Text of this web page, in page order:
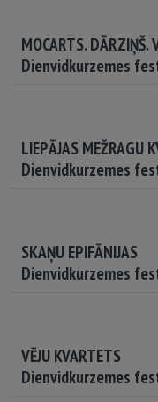
MOCARTS. DĀRZIŅŠ.
Dienvidkurzemes
LIEPĀJAS MEŽRAGU
Dienvidkurzemes
SKAŅU EPIFĀNIJAS
Dienvidkurzemes
VĒJU KVARTETS
Dienvidkurzemes